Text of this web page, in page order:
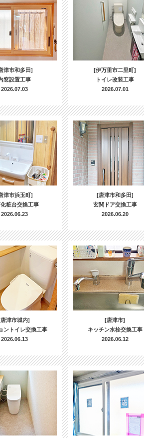
津市和多田]
窓設置工事
2026.07.03
[伊万里市二里町]
トイレ改装工事
2026.07.01
津市浜玉町]
粧台交換工事
2026.06.23
[唐津市和多田]
玄関ドア交換工事
2026.06.20
津市城内]
ントイレ交換工事
2026.06.13
[唐津市]
キッチン水栓交換工事
2026.06.12